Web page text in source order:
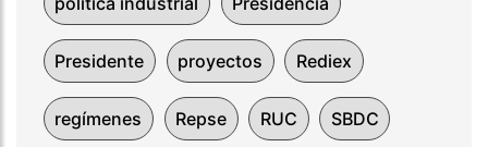
Presidente proyectos Rediex
regímenes Repse RUC SBDC